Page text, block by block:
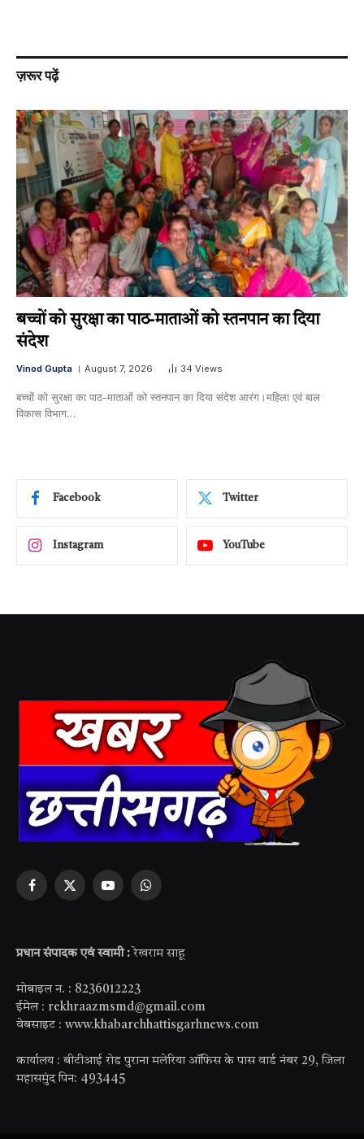
ज़रूर पढ़ें
बच्चों को सुरक्षा का पाठ-माताओं को स्तनपान का दिया
संदेश
Vinod Gupta August 7, 2026 34 Views
बच्चों को सुरक्षा का पाठ-माताओं को स्तनपान का दिया संदेश आरंग।महिला एवं बाल
विकास विभाग…
Facebook Twitter
Instagram YouTube
Facebook
X
YouTubeWhatsApp
प्रधान संपादक एवं स्वामी : रेखराम साहू
मोबाइल न. : 8236012223
ईमेल : rekhraazmsmd@gmail.com
वेबसाइट : www.khabarchhattisgarhnews.com
कार्यालय : बीटीआई रोड पुराना मलेरिया ऑफिस के पास वार्ड नंबर 29, जिला
महासमुंद पिन: 493445